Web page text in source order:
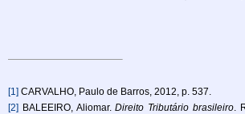
[1] CARVALHO, Paulo de Barros, 2012, p. 537.
[2] BALEEIRO, Aliomar.Direito Tributário brasileiro.